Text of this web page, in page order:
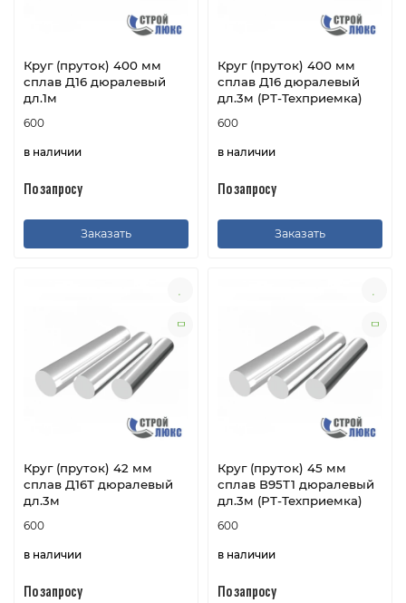
Круг (пруток) 400 мм
сплав Д16 дюралевый
дл.1м
600
в наличии
По запросу
Заказать
Круг (пруток) 400 мм
сплав Д16 дюралевый
дл.3м (РТ-Техприемка)
600
в наличии
По запросу
Заказать
Круг (пруток) 42 мм
сплав Д16Т дюралевый
дл.3м
600
в наличии
По запросу
Круг (пруток) 45 мм
сплав В95Т1 дюралевый
дл.3м (РТ-Техприемка)
600
в наличии
По запросу